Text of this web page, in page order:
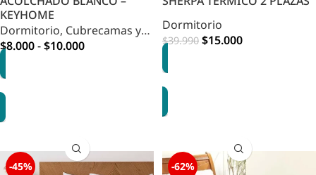
KEYHOME
Dormitorio, Cubrecamas y
Quilts
$8.000-$10.000
Dormitorio
$39.990 $15.000
-45% -62%